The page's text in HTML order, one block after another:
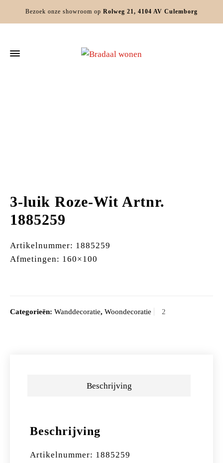
Bezoek onze showroom op Rolweg 21, 4104 AV Culemborg
3-luik Roze-Wit Artnr.
1885259
Artikelnummer: 1885259
Afmetingen: 160×100
Categorieën: Wanddecoratie, Woondecoratie
Beschrijving
Beschrijving
Artikelnummer: 1885259